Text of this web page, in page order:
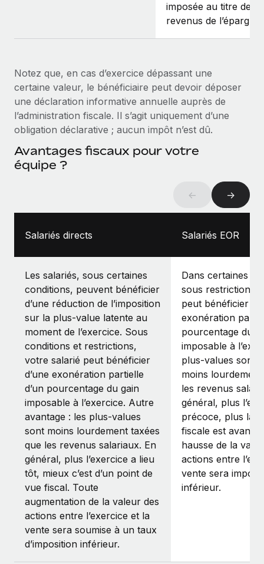
imposée au titre des
revenus de l’épargne.
Notez que, en cas d’exercice dépassant une
certaine valeur, le bénéficiaire peut devoir déposer
une déclaration informative annuelle auprès de
l’administration fiscale. Il s’agit uniquement d’une
obligation déclarative ; aucun impôt n’est dû.
Avantages fiscaux pour votre
équipe ?
← →
Salariés directs Salariés EOR
Les salariés, sous certaines
conditions, peuvent bénéficier
d’une réduction de l’imposition
sur la plus-value latente au
moment de l’exercice. Sous
conditions et restrictions,
votre salarié peut bénéficier
d’une exonération partielle
d’un pourcentage du gain
imposable à l’exercice. Autre
avantage : les plus-values
sont moins lourdement taxées
que les revenus salariaux. En
général, plus l’exercice a lieu
tôt, mieux c’est d’un point de
vue fiscal. Toute
augmentation de la valeur des
actions entre l’exercice et la
vente sera soumise à un taux
d’imposition inférieur.
Dans certaines
sous restrictions,
peut bénéficier
exonération
pourcentage du
imposable à
plus-values sont
moins
les revenus
général, plus
précoce, plus la
fiscale est
hausse de la
actions entre
vente sera
inférieur.